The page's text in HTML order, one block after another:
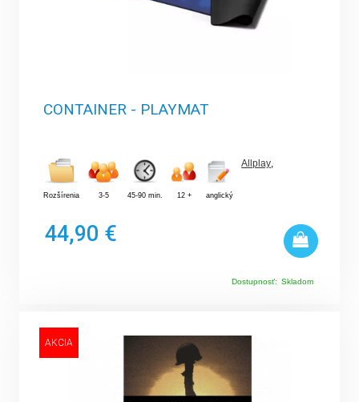
CONTAINER - PLAYMAT
Rozšírenia 3-5 45-90 min. 12 + anglický
Allplay,
44,90 €
Dostupnosť: Skladom
AKCIA